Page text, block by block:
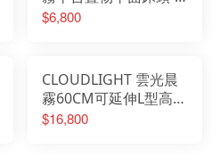
尺
$6,800
CLOUDLIGHT 雲光晨
霧60CM可延伸L型高被
櫥梳桌櫃組
$16,800